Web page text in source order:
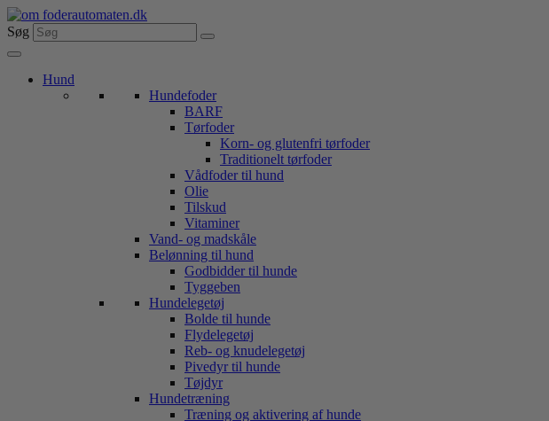
Videre
til
indhold
Søg
Hund
Hundefoder
BARF
Tørfoder
Korn- og glutenfri tørfoder
Traditionelt tørfoder
Vådfoder til hund
Olie
Tilskud
Vitaminer
Vand- og madskåle
Belønning til hund
Godbidder til hunde
Tyggeben
Hundelegetøj
Bolde til hunde
Flydelegetøj
Reb- og knudelegetøj
Pivedyr til hunde
Tøjdyr
Hundetræning
Træning og aktivering af hunde